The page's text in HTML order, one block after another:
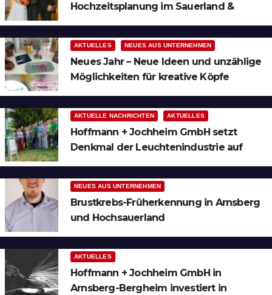
Hochzeitsplanung im Sauerland &
AKTUELLES NEUES AUS UNTERNEHMEN
Neues Jahr – Neue Ideen und unzählige
Möglichkeiten für kreative Köpfe
AKTUELLE NACHRICHTEN AKTUELLES
Hoffmann + Jochheim GmbH setzt
Denkmal der Leuchtenindustrie auf
NEUES AUS UNTERNEHMEN
Brustkrebs-Früherkennung in Arnsberg
und Hochsauerland
AKTUELLES
Hoffmann + Jochheim GmbH in
Arnsberg-Bergheim investiert in